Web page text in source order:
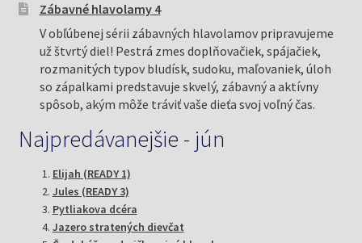
Zábavné hlavolamy 4
V obľúbenej sérii zábavných hlavolamov pripravujeme
už štvrtý diel! Pestrá zmes doplňovačiek, spájačiek,
rozmanitých typov bludísk, sudoku, maľovaniek, úloh
so zápalkami predstavuje skvelý, zábavný a aktívny
spôsob, akým môže tráviť vaše dieťa svoj voľný čas.
Najpredávanejšie - jún
Elijah (READY 1)
Jules (READY 3)
Pytliakova dcéra
Jazero stratených dievčat